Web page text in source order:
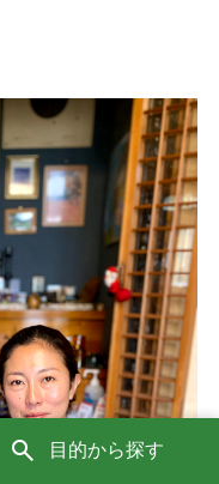
目的から探す